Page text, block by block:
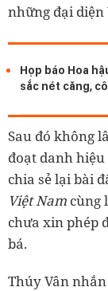
những đại diện
Họp báo Hoa
sắc nét căng,
Sau đó không
đoạt danh hiệu
chia sẻ lại bài
Việt Nam cùng
chưa xin phép
bá.
Thúy Vân